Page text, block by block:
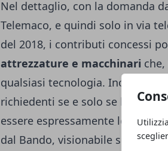
Nel dettaglio, con la domanda
Telemaco, e quindi solo in via
del 2018, i contributi concessi
attrezzature e macchinari
qualsiasi tecnologia. Inoltre, il
richiedenti se e solo se le
essere espressamente legati ai
dal Bando, visionabile sul sito